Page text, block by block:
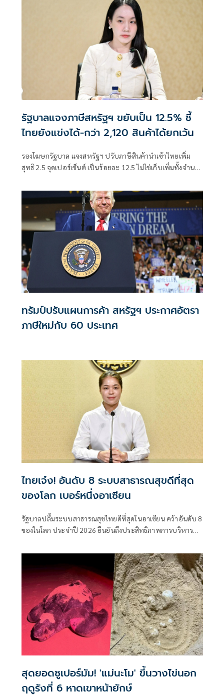
รัฐบาลแจงภาษีสหรัฐฯ ขยับเป็น 12.5% ชี้
ไทยยังแข่งได้-กว่า 2,120 สินค้าได้ยกเว้น
รองโฆษกรัฐบาล แจงสหรัฐฯ ปรับภาษีสินค้านำเข้าไทยเพิ่ม
สุทธิ 2.5 จุดเปอร์เซ็นต์ เป็นร้อยละ 12.5 ไม่ใช่เก็บเพิ่มทั้งจำนวน
ทรัมป์ปรับแผนการค้า สหรัฐฯ ประกาศอัตรา
ภาษีใหม่กับ 60 ประเทศ
ไทยเจ๋ง! อันดับ 8 ระบบสาธารณสุขดีที่สุด
ของโลก เบอร์หนึ่งอาเซียน
รัฐบาลปลื้มระบบสาธารณสุขไทยดีที่สุดในอาเซียน คว้าอันดับ 8
ของในโลก ประจำปี 2026 ยืนยันถึงประสิทธิภาพการบริหาร
สุดยอดซูเปอร์มัม! 'แม่นะโม' ขึ้นวางไข่นอก
ฤดูรังที่ 6 หาดเขาหน้ายักษ์